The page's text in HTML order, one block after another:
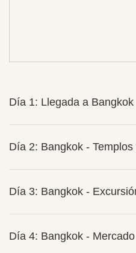
Día 1: Llegada a Bangkok
Día 2: Bangkok - Templos
Día 3: Bangkok -
Día 4: Bangkok -